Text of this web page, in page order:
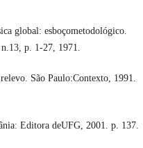
global: esboçometodológico.
n.13, p. 1-27, 1971.
São Paulo:Contexto, 1991.
Editora deUFG, 2001. p. 137.